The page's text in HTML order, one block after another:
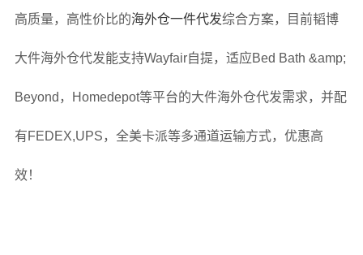
高质量，高性价比的海外仓一件代发综合方案，目前韬博
大件海外仓代发能支持Wayfair自提，适应Bed Bath &amp;
Beyond，Homedepot等平台的大件海外仓代发需求，并配
有FEDEX,UPS，全美卡派等多通道运输方式，优惠高
效！